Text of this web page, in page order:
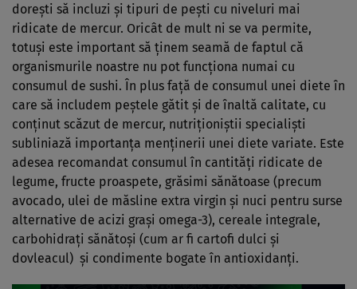
doreşti să incluzi şi tipuri de peşti cu niveluri mai
ridicate de mercur. Oricât de mult ni se va permite,
totuşi este important să ţinem seamă de faptul că
organismurile noastre nu pot funcţiona numai cu
consumul de sushi. În plus faţă de consumul unei diete în
care să includem peştele gătit şi de înaltă calitate, cu
conţinut scăzut de mercur, nutriţioniştii specialişti
subliniază importanţa menţinerii unei diete variate. Este
adesea recomandat consumul în cantităţi ridicate de
legume, fructe proaspete, grăsimi sănătoase (precum
avocado, ulei de măsline extra virgin şi nuci pentru surse
alternative de acizi graşi omega-3), cereale integrale,
carbohidraţi sănătoşi (cum ar fi cartofi dulci şi
dovleacul) şi condimente bogate în antioxidanţi.